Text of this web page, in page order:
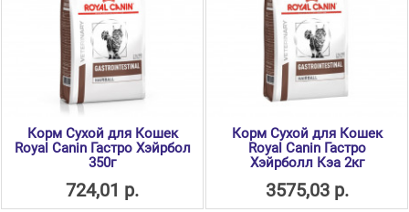
Корм Сухой для Кошек
Royal Canin Гастро Хэйрбол
350г
724,01 р.
Корм Сухой для Кошек
Royal Canin Гастро
Хэйрболл Кэа 2кг
3575,03 р.